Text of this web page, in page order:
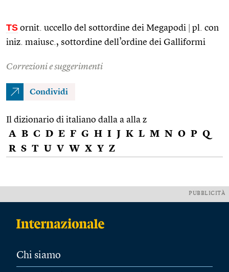
TS ornit. uccello del sottordine dei Megapodi
pl. con
iniz. maiusc., sottordine dell’ordine dei Galliformi
Correzioni e suggerimenti
Condividi
Il dizionario di italiano dalla a alla z
A B C D E F G H I J K L M N O P Q
R S T U V W X Y Z
PUBBLICITÀ
Chi siamo